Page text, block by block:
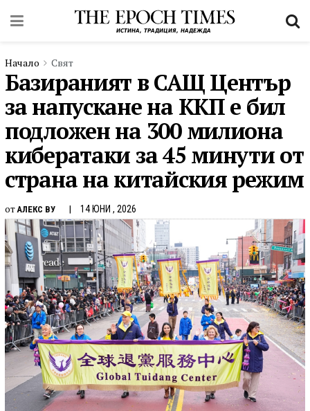
Начало Свят
Базираният в САЩ Център
за напускане на ККП е бил
подложен на 300 милиона
кибератаки за 45 минути от
страна на китайския режим
от АЛЕКС ВУ 14 ЮНИ , 2026